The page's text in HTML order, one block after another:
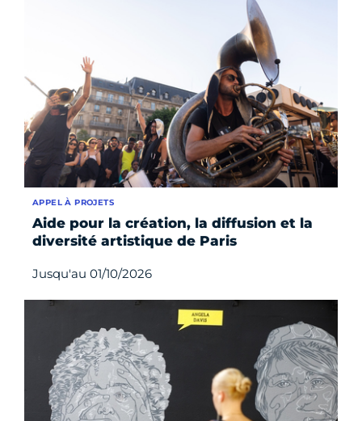
Aide pour la création, la diffusion et la
diversité artistique de Paris
APPEL À PROJETS
Jusqu'au 01/10/2026